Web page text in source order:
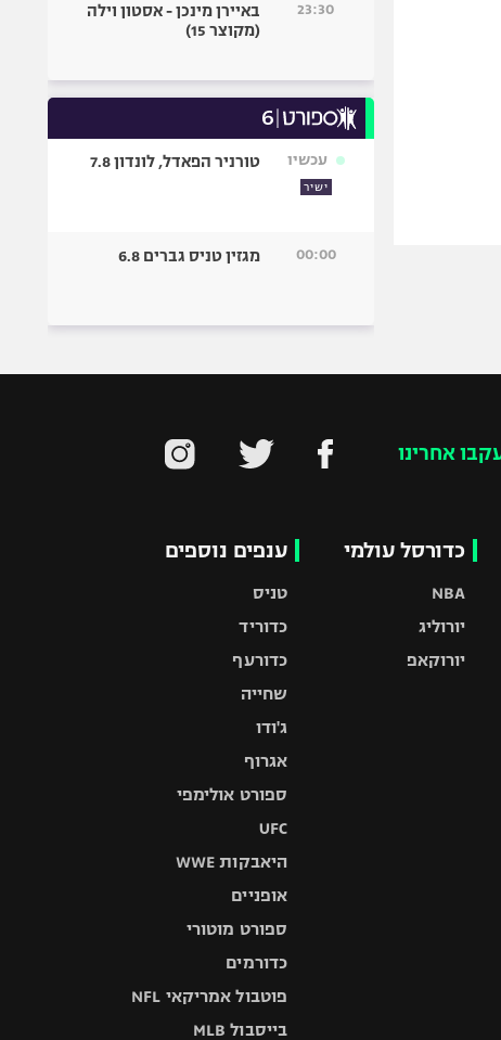
23:30
באיירן מינכן - אסטון וילה
(מקוצר 15)
עכשיו
ישיר
טורניר הפאדל, לונדון 7.8
00:00 מגזין טניס גברים 6.8
אחרינו
כדורסל עולמי
NBA
יורוליג
יורוקאפ
ענפים נוספים
טניס
כדוריד
כדורעף
שחייה
ג'ודו
אגרוף
ספורט אולימפי
UFC
היאבקות WWE
אופניים
ספורט מוטורי
כדורמים
פוטבול אמריקאי NFL
בייסבול MLB